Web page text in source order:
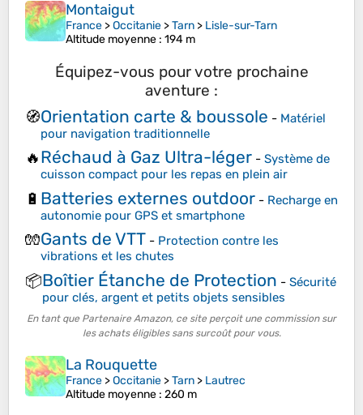
Montaigut
France >Occitanie >Tarn > Lisle-sur-Tarn
Altitude moyenne : 194 m
Équipez-vous pour votre prochaine
aventure :
🧭Orientation carte & boussole - Matériel
pour navigation traditionnelle
🔥Réchaud à Gaz Ultra-léger - Système de
cuisson compact pour les repas en plein air
🔋 Batteries externes outdoor - Recharge en
autonomie pour GPS et smartphone
🧤Gants de VTT - Protection contre les
vibrations et les chutes
📦Boîtier Étanche de Protection - Sécurité
pour clés, argent et petits objets sensibles
En tant que Partenaire Amazon, ce site perçoit une commission sur
les achats éligibles sans surcoût pour vous.
La Rouquette
France >Occitanie >Tarn > Lautrec
Altitude moyenne : 260 m